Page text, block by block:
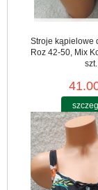
Stroje kąpielowe
Roz 42-50, Mix
szt.